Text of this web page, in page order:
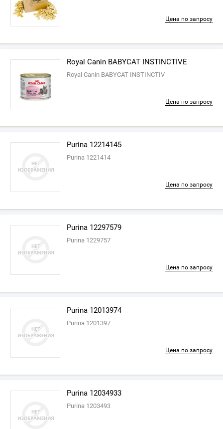
Цена по запросу
Royal Canin BABYCAT INSTINCTIVE
Royal Canin BABYCAT INSTINCTIV
Цена по запросу
Purina 12214145
Purina 1221414
Цена по запросу
Purina 12297579
Purina 1229757
Цена по запросу
Purina 12013974
Purina 1201397
Цена по запросу
Purina 12034933
Purina 1203493